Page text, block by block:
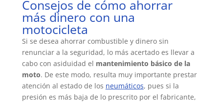
Consejos de cómo ahorrar
más dinero con una
motocicleta
Si se desea ahorrar combustible y dinero sin
renunciar a la seguridad, lo más acertado es llevar a
cabo con asiduidad el mantenimiento básico de la
moto. De este modo, resulta muy importante prestar
atención al estado de los neumáticos, pues si la
presión es más baja de lo prescrito por el fabricante,